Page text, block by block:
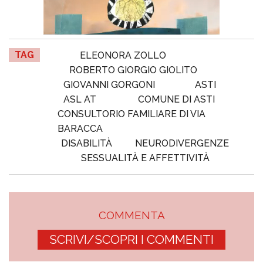
TAG
ELEONORA ZOLLO
ROBERTO GIORGIO GIOLITO
GIOVANNI GORGONI
ASTI
ASL AT
COMUNE DI ASTI
CONSULTORIO FAMILIARE DI VIA
BARACCA
DISABILITÀ
NEURODIVERGENZE
SESSUALITÀ E AFFETTIVITÀ
COMMENTA
SCRIVI/SCOPRI I COMMENTI